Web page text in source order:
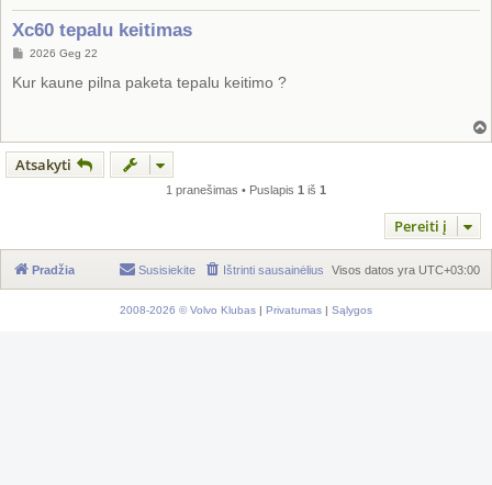
Xc60 tepalu keitimas
S
a
n
t
n
2026 Geg 22
Kur kaune pilna paketa tepalu keitimo ?
Atsakyti
1 pranešimas • Puslapis 1 iš 1
Pereiti į
Pradžia Visos datos yra UTC+03:00
Ištrinti sausainėlius
Susisiekite
2008-2026 © Volvo Klubas | Privatumas | Sąlygos